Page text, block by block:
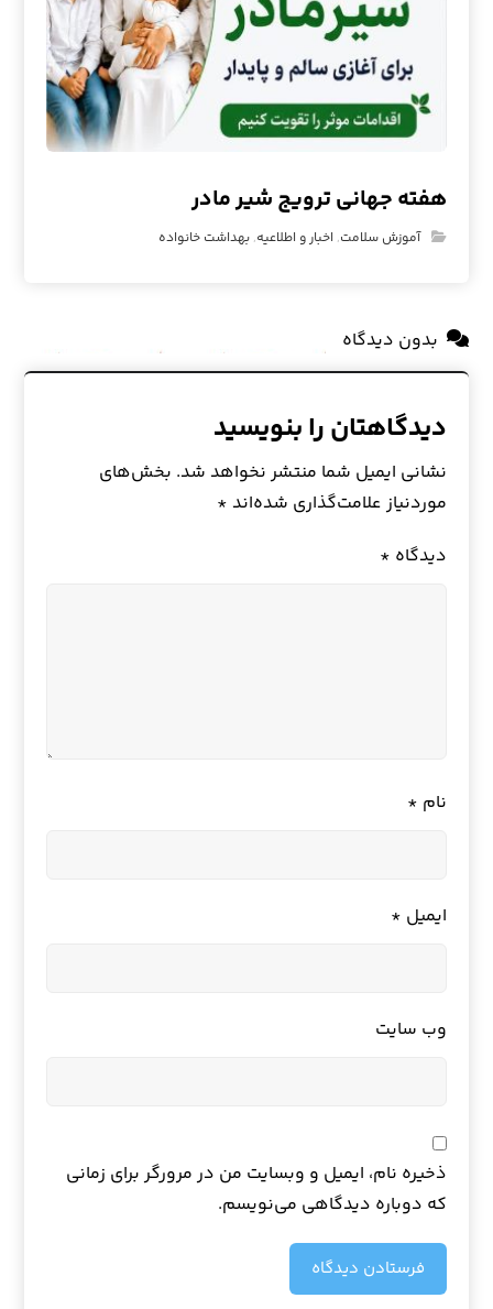
هفته جهانی ترویج شیر مادر
آموزش سلامت, اخبار و اطلاعیه,بهداشت خانواده
بدون دیدگاه
دیدگاهتان را بنویسید
نشانی ایمیل شما منتشر نخواهد شد. بخش‌های
موردنیاز علامت‌گذاری شده‌اند *
دیدگاه *
نام *
ایمیل *
وب‌ سایت
ذخیره نام، ایمیل و وبسایت من در مرورگر برای زمانی
که دوباره دیدگاهی می‌نویسم.
فرستادن دیدگاه